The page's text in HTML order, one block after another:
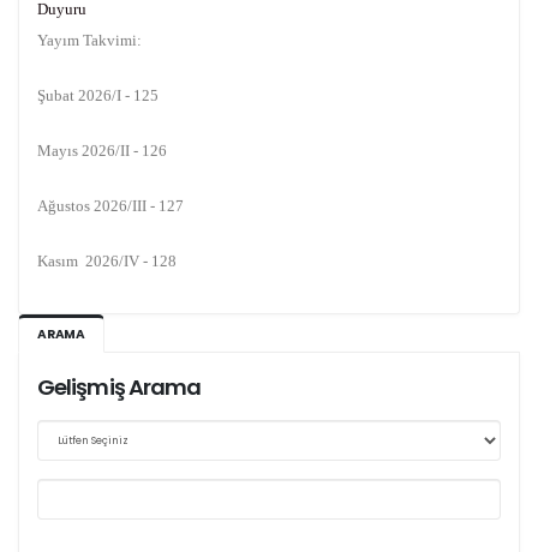
Şubat 2026/I - 125
Mayıs 2026/II - 126
Ağustos 2026/III - 127
Kasım 2026/IV - 128
Web sitemizde yapılan güncellemeler nedeniyle
makale takip sistemimiz ağırlıklı olarak dergi-
ARAMA
Gelişmiş Arama